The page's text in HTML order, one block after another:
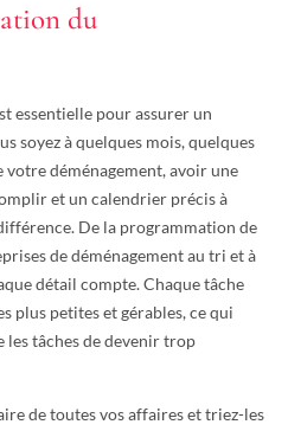
du
essentielle pour assurer un
soyez à quelques mois, quelques
votre déménagement, avoir une
et un calendrier précis à
De la programmation de
de déménagement au tri et à
détail compte. Chaque tâche
plus petites et gérables, ce qui
tâches de devenir trop
de toutes vos affaires et triez-les